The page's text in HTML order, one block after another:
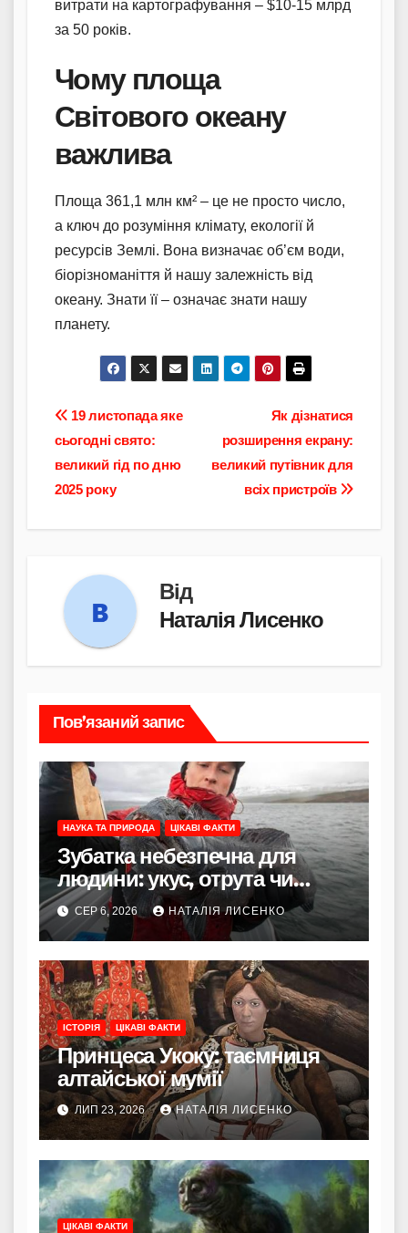
витрати на картографування – $10-15 млрд
за 50 років.
Чому площа
Світового океану
важлива
Площа 361,1 млн км² – це не просто число,
а ключ до розуміння клімату, екології й
ресурсів Землі. Вона визначає об’єм води,
біорізноманіття й нашу залежність від
океану. Знати її – означає знати нашу
планету.
Навігація
записів
Як дізнатися
розширення екрану:
великий путівник для
всіх пристроїв
19 листопада яке
сьогодні свято:
великий гід по дню
2025 року
Від
Наталія Лисенко
Пов’язаний запис
НАУКА ТА ПРИРОДА ЦІКАВІ ФАКТИ
Зубатка небезпечна для
людини: укус, отрута чи
лише зовнішність
СЕР 6, 2026 НАТАЛІЯ ЛИСЕНКО
ІСТОРІЯ ЦІКАВІ ФАКТИ
Принцеса Укоку: таємниця
алтайської мумії
ЛИП 23, 2026 НАТАЛІЯ ЛИСЕНКО
ЦІКАВІ ФАКТИ